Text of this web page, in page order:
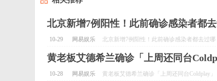
北京新增7例阳性！此前确诊感染者都
10-29 网易娱乐 北京新增7例阳性！此前确诊感染者都去过哪
黄老板艾德希兰确诊「上周还同台
10-28 网易娱乐 黄老板艾德希兰确诊「上周还同台Coldplay」